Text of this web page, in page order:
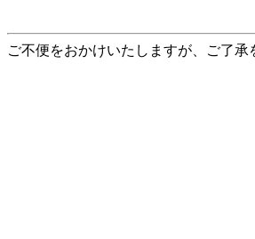
ご不便をおかけいたしますが、ご了承